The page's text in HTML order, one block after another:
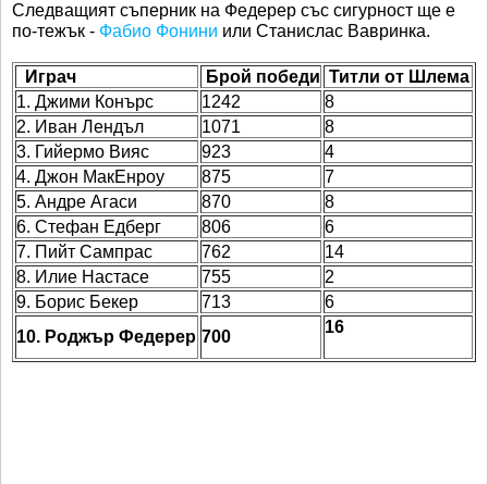
Следващият съперник на Федерер със сигурност ще е
по-тежък - Фабио Фонини или Станислас Вавринка.
Играч Брой победи Титли от Шлема
1. Джими Конърс
1242
8
2. Иван Лендъл
1071
8
3. Гийермо Вияс
923
4
4. Джон МакЕнроу
875
7
5. Андре Агаси
870
8
6. Стефан Едберг
806
6
7. Пийт Сампрас
762
14
8. Илие Настасе
755
2
9. Борис Бекер
713
6
10. Роджър Федерер 700
16